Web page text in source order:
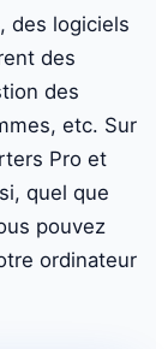
des logiciels
des
des
etc. Sur
Pro et
quel que
pouvez
ordinateur